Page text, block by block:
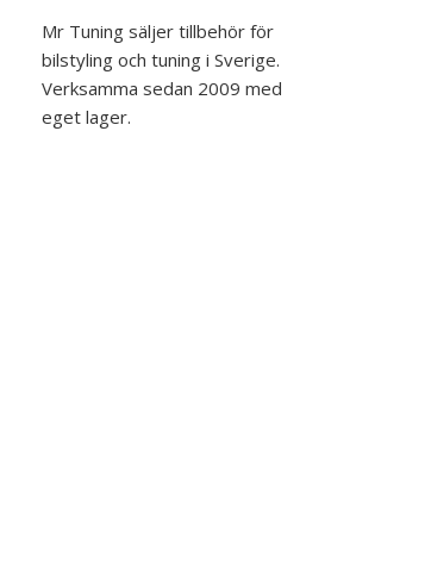
Mr Tuning säljer tillbehör för
bilstyling och tuning i Sverige.
Verksamma sedan 2009 med
eget lager.